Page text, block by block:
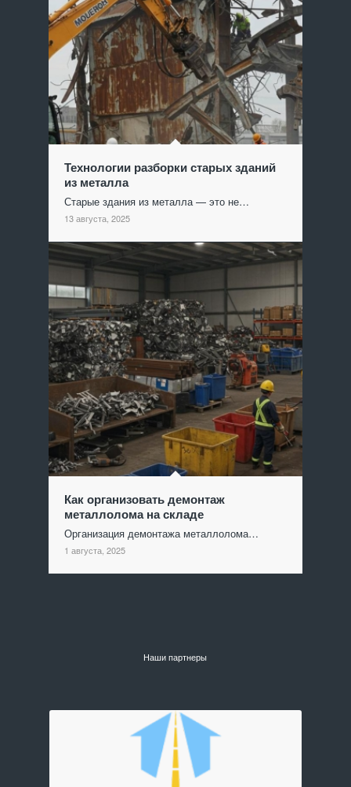
Технологии разборки старых зданий
из металла
Старые здания из металла — это не…
13 августа, 2025
Как организовать демонтаж
металлолома на складе
Организация демонтажа металлолома…
1 августа, 2025
Наши партнеры